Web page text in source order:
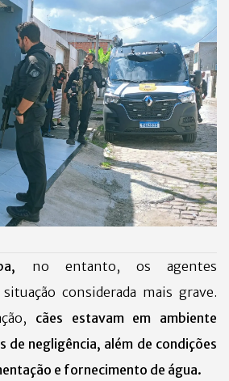
no entanto, os agentes
considerada mais grave.
cães estavam em ambiente
de negligência, além de condições
e fornecimento de água.